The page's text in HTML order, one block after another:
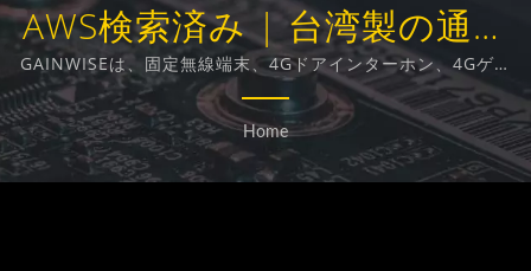
AWS検索済み | 台湾製の通信
製品メーカー | Gainwise
Technology Co., Ltd.
GAINWISEは、固定無線端末、4Gドアインターホン、4Gゲー
トオープナー、4G煙感知器の設計、開発、製造に特化したメ
ーカーおよび輸出業者です。
Home